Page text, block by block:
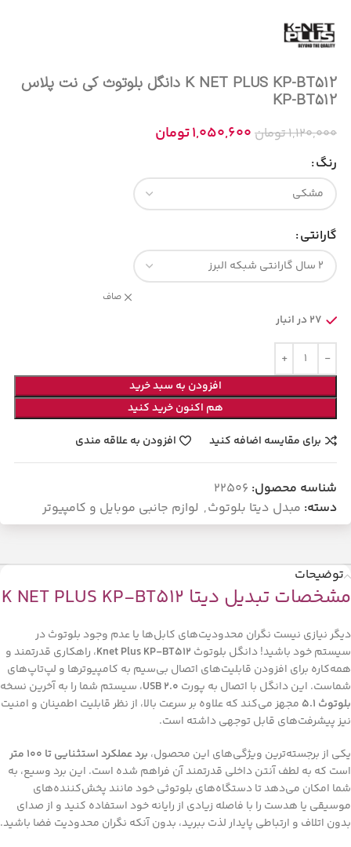
K NET PLUS KP-BT512 دانگل بلوتوث کی نت پلاس
KP-BT512
1,120,000تومان 1,050,600تومان
رنگ
گارانتی
صاف
27 در انبار
افزودن به سبد خرید
هم اکنون خرید کنید
برای مقایسه اضافه کنید
افزودن به علاقه مندی
شناسه محصول: 22506
دسته: مبدل دیتا بلوتوث, لوازم جانبی موبایل و کامپیوتر
توضیحات
مشخصات تبدیل دیتا K NET PLUS KP-BT512
دیگر نیازی نیست نگران محدودیت‌های کابل‌ها یا عدم وجود بلوتوث در
سیستم خود باشید! دانگل بلوتوث Knet Plus KP-BT512، راهکاری قدرتمند و
همه‌کاره برای افزودن قابلیت‌های اتصال بی‌سیم به کامپیوترها و لپ‌تاپ‌های
شماست. این دانگل با اتصال به پورت USB 2.0، سیستم شما را به آخرین نسخه
بلوتوث 5.1
مجهز می‌کند که علاوه بر سرعت بالا، از نظر قابلیت اطمینان و امنیت
نیز پیشرفت‌های قابل توجهی داشته است.
یکی از برجسته‌ترین ویژگی‌های این محصول، برد عملکرد استثنایی تا 100 متر
است که به لطف آنتن داخلی قدرتمند آن فراهم شده است. این برد وسیع، به
شما امکان می‌دهد تا دستگاه‌های بلوتوثی خود مانند پخش‌کننده‌های
موسیقی یا هدست را با فاصله زیادی از رایانه خود استفاده کنید و از صدای
بدون اتلاف و ارتباطی پایدار لذت ببرید، بدون آنکه نگران محدودیت فضا باشید.